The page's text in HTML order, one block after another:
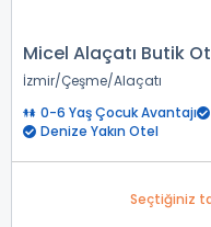
Micel Alaçatı Butik
İzmir Çeşme Alaçatı
0-6 Yaş Çocuk Avantajı
Denize Yakın Otel
Seçtiğiniz